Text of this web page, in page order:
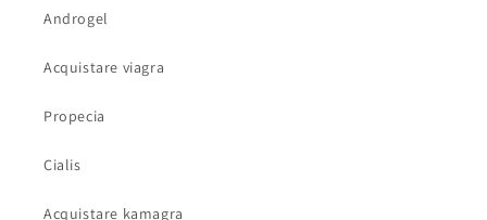
Androgel
Acquistare viagra
Propecia
Cialis
Acquistare kamagra